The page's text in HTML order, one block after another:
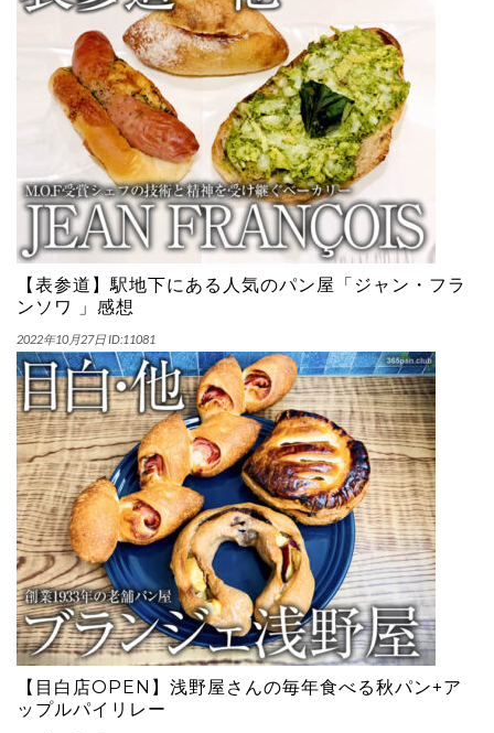
【表参道】駅地下にある人気のパン屋「ジャン・フラ
ンソワ 」感想
2022年10月27日 ID:11081
【目白店OPEN】浅野屋さんの毎年食べる秋パン+ア
ップルパイリレー